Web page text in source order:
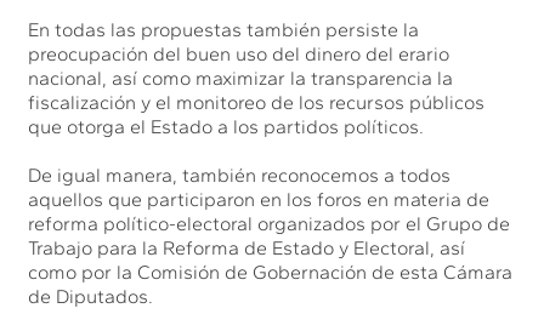
En todas las propuestas también persiste la
preocupación del buen uso del dinero del erario
nacional, así como maximizar la transparencia la
fiscalización y el monitoreo de los recursos públicos
que otorga el Estado a los partidos políticos.
De igual manera, también reconocemos a todos
aquellos que participaron en los foros en materia de
reforma político-electoral organizados por el Grupo de
Trabajo para la Reforma de Estado y Electoral, así
como por la Comisión de Gobernación de esta Cámara
de Diputados.